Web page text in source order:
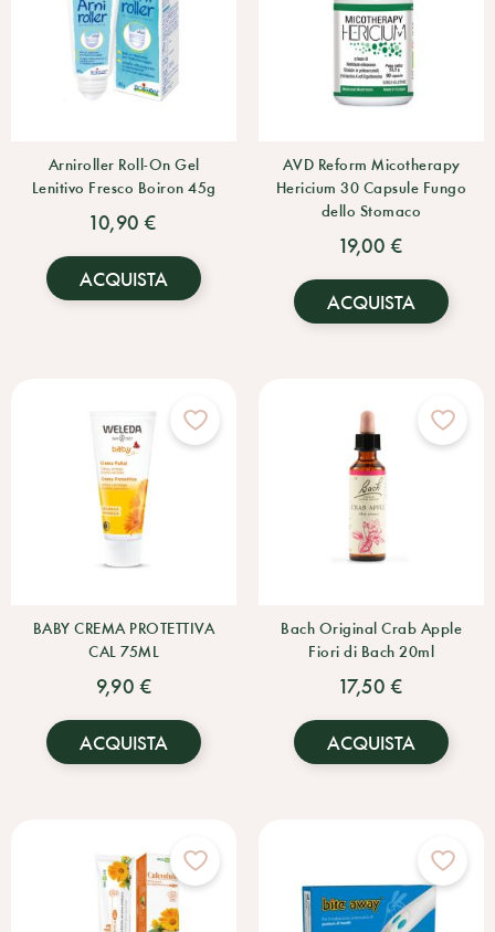
Arniroller Roll-On Gel
Lenitivo Fresco Boiron 45g
10,90 €
ACQUISTA
AVD Reform Micotherapy
Hericium 30 Capsule Fungo
dello Stomaco
19,00 €
ACQUISTA
BABY CREMA PROTETTIVA
CAL 75ML
9,90 €
ACQUISTA
Bach Original Crab Apple
Fiori di Bach 20ml
17,50 €
ACQUISTA